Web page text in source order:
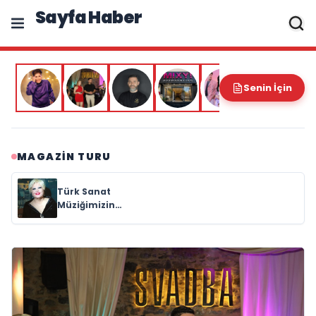
Sayfa Haber
Senin İçin
MAGAZIN TURU
Türk Sanat
Müziğimizin
Muazzez Abacı
hayatını kaybetti